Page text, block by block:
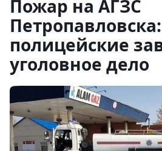
Пожар на АГЗС
Петропавловска:
полицейские
уголовное дело